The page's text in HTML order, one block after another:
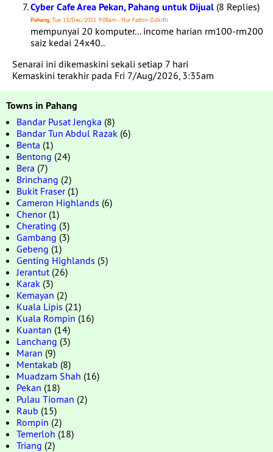
Cyber Cafe Area Pekan, Pahang untuk Dijual (8 Replies)
Pahang, Tue 13/Dec/2011 9:08am - Nur Fathin Zulkifli
mempunyai 20 komputer... income harian rm100-rm200
saiz kedai 24x40..
Senarai ini dikemaskini sekali setiap 7 hari
Kemaskini terakhir pada Fri 7/Aug/2026, 3:35am
Towns in Pahang
Bandar Pusat Jengka (8)
Bandar Tun Abdul Razak (6)
Benta (1)
Bentong (24)
Bera (7)
Brinchang (2)
Bukit Fraser(1)
Cameron Highlands (6)
Chenor(1)
Cherating (3)
Gambang (3)
Gebeng (1)
Genting Highlands (5)
Jerantut(26)
Karak (3)
Kemayan (2)
Kuala Lipis (21)
Kuala Rompin (16)
Kuantan (14)
Lanchang (3)
Maran (9)
Mentakab (8)
Muadzam Shah (16)
Pekan (18)
Pulau Tioman (2)
Raub (15)
Rompin (2)
Temerloh (18)
Triang (2)